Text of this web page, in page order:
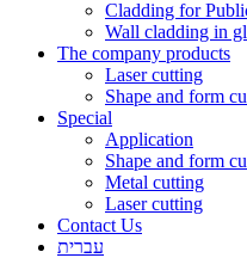
Cladding for
Wall cladding in
The company products
Laser cutting
Shape and form
Special
Application
Shape and form
Metal cutting
Laser cutting
Contact Us
עברית